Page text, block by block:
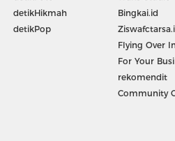
detikHikmah
detikPop
Bingkai.id
Flying Over
For Your
rekomendit
Community